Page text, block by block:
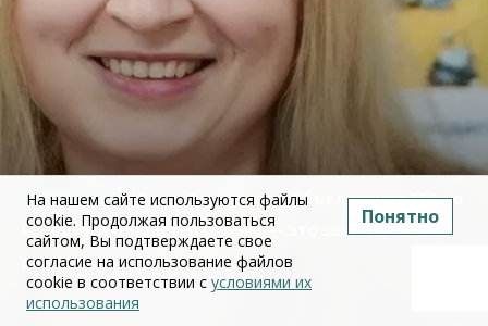
Юлия Дружинина: Объединение ЕГЭ по
истории и обществознанию — это эволюция, а не
революция
02 июля 2026
На нашем сайте используются файлы
cookie. Продолжая пользоваться
сайтом, Вы подтверждаете свое
согласие на использование файлов
cookie в соответствии с условиями их
использования
Понятно